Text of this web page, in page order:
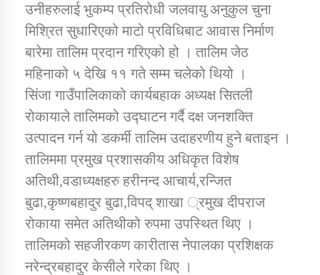
सामाजिक बिकास कार्यालय जुम्लाकाे सुचना
कार्यक्रम कार्यान्वयन एकाई जुम्लाको सुचना
उनीहरुलाई भुकम्प प्रतिरोधी जलवायु अनुकुल चुना
मिश्रित सुधारिएको माटो प्रविधिबाट आवास निर्माण
बारेमा तालिम प्रदान गरिएको हो । तालिम जेठ
महिनाको ५ देखि ११ गते सम्म चलेको थियो ।
सिंजा गाउँपालिकाको कार्यबहाक अध्यक्ष सितली
रोकायाले तालिमको उद्घाटन गर्दै दक्ष जनशक्ति
उत्पादन गर्न यो डकर्मी तालिम उदाहरणीय हुने बताइन ।
तालिममा प्रमुख प्रशासकीय अधिकृत विशेष
अतिथी,वडाध्यक्षहरु हरीनन्द आचार्य,रन्जित
बुढा,कृष्णबहादुर बुढा,विपद् शाखा ्रमुख दीपराज
रोकाया समेत अतिथीको रुपमा उपस्थित थिए ।
तालिमको सहजीरकण कारीतास नेपालका प्रशिक्षक
नरेन्द्रबहादुर केसीले गरेका थिए ।